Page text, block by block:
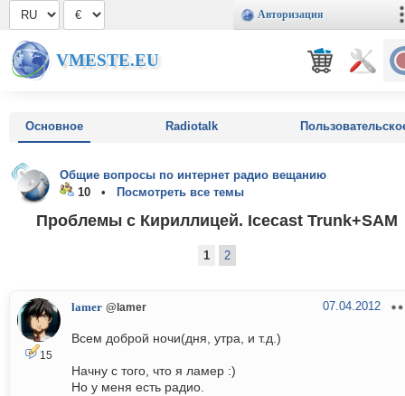
Авторизация
VMESTE.EU
Основное Radiotalk
Общие вопросы по интернет радио вещанию
10 •
Посмотреть все темы
Проблемы с Кириллицей. Icecast Trunk+SAM
1 2
15
lamer @lamer 07.04.2012
Всем доброй ночи(дня, утра, и т.д.)
Начну с того, что я ламер :)
Но у меня есть радио.